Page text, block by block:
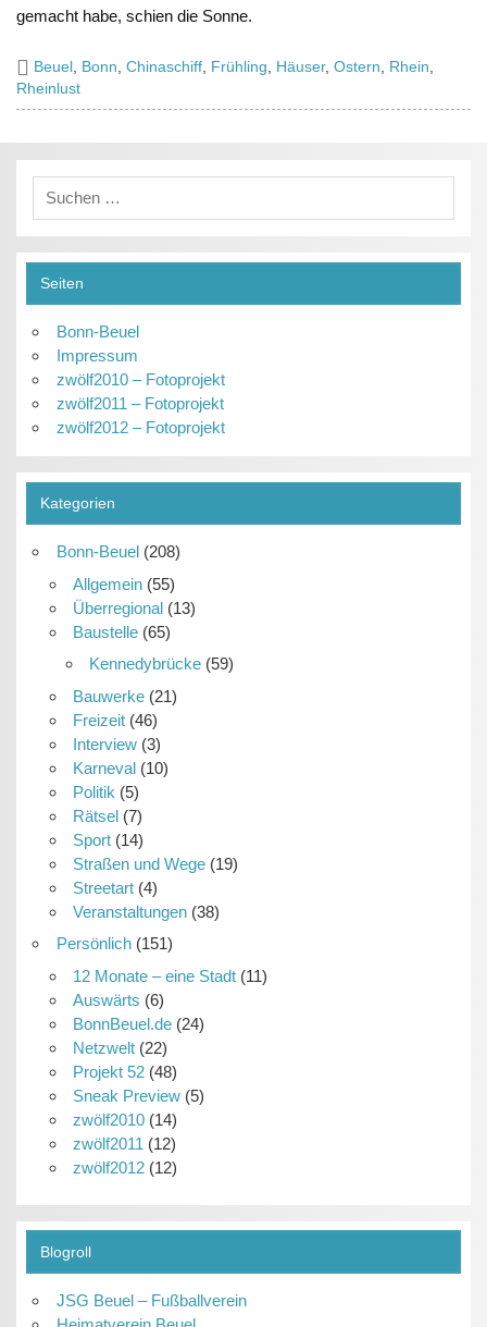
gemacht habe, schien die Sonne.
Beuel Bonn ,Chinaschiff Frühling Häuser,Ostern Rhein
Rheinlust
Seiten
Bonn-Beuel
Impressum
zwölf2010 – Fotoprojekt
zwölf2011 – Fotoprojekt
zwölf2012 – Fotoprojekt
Kategorien
Bonn-Beuel(208)
Allgemein(55)
Überregional(13)
Baustelle(65)
Kennedybrücke(59)
Bauwerke(21)
Freizeit(46)
Interview(3)
Karneval(10)
Politik (5)
Rätsel(7)
Sport(14)
Straßen und Wege(19)
Streetart(4)
Veranstaltungen(38)
Persönlich(151)
12 Monate – eine Stadt(11)
Auswärts (6)
BonnBeuel.de(24)
Netzwelt(22)
Projekt 52(48)
Sneak Preview(5)
zwölf2010(14)
zwölf2011 (12)
zwölf2012(12)
Blogroll
JSG Beuel – Fußballverein